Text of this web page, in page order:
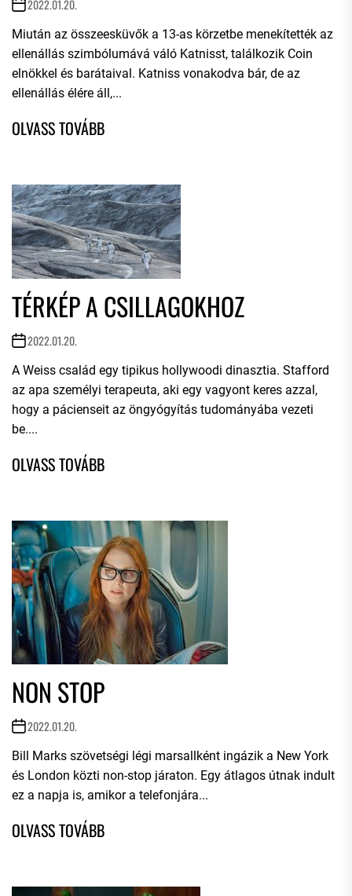
2022.01.20.
Miután az összeesküvők a 13-as körzetbe menekítették az
ellenállás szimbólumává váló Katnisst, találkozik Coin
elnökkel és barátaival. Katniss vonakodva bár, de az
ellenállás élére áll,...
TÉRKÉP A CSILLAGOKHOZ
2022.01.20.
A Weiss család egy tipikus hollywoodi dinasztia. Stafford
az apa személyi terapeuta, aki egy vagyont keres azzal,
hogy a pácienseit az öngyógyítás tudományába vezeti
be....
NON STOP
2022.01.20.
Bill Marks szövetségi légi marsallként ingázik a New York
és London közti non-stop járaton. Egy átlagos útnak indult
ez a napja is, amikor a telefonjára...